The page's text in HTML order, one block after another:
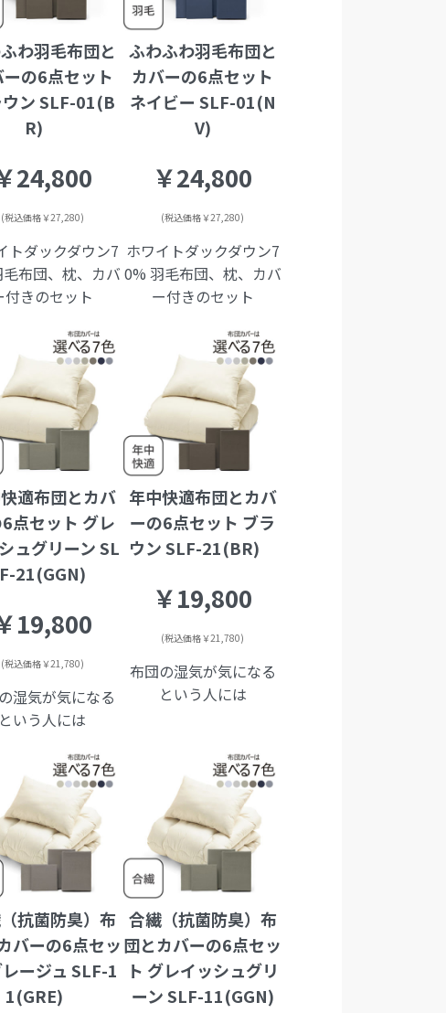
わ羽毛布団と
ーの6点セット
ウン SLF-01(B
R)
24,800
(税込価格￥27,280)
トダックダウン7
布団、枕、カバ
付きのセット
ふわふわ羽毛布団と
カバーの6点セット
ネイビー SLF-01(N
V)
￥24,800
(税込価格￥27,280)
ホワイトダックダウン7
0% 羽毛布団、枕、カバ
ー付きのセット
適布団とカバ
点セット グレ
ュグリーン SL
F-21(GGN)
19,800
(税込価格￥21,780)
湿気が気になる
という人には
年中快適布団とカバ
ーの6点セット ブラ
ウン SLF-21(BR)
￥19,800
(税込価格￥21,780)
布団の湿気が気になる
という人には
抗菌防臭）布
バーの6点セッ
レージュ SLF-1
1(GRE)
合繊（抗菌防臭）布
団とカバーの6点セッ
ト グレイッシュグリ
ーン SLF-11(GGN)